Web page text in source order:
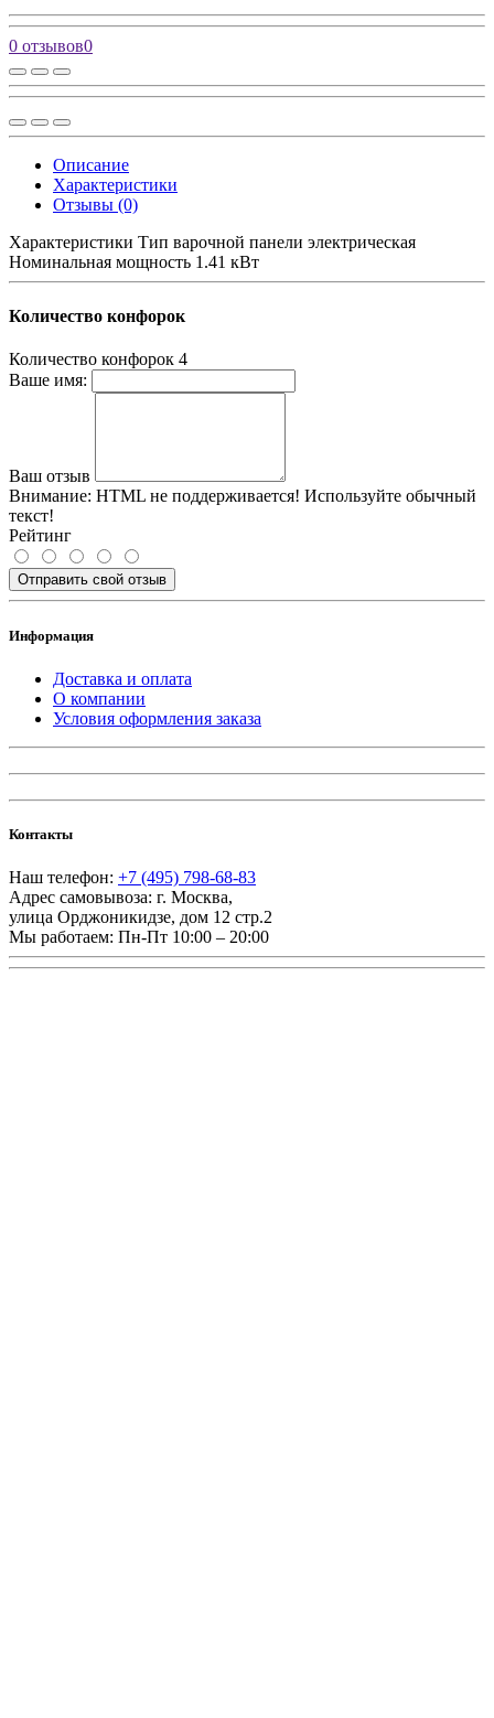
0 отзывов0
Описание
Характеристики
Отзывы (0)
Характеристики Тип варочной панели электрическая
Номинальная мощность 1.41 кВт
Количество конфорок
Количество конфорок 4
Ваше имя:
Ваш отзыв
Внимание: HTML не поддерживается! Используйте обычный
текст!
Рейтинг
Отправить свой отзыв
Информация
Доставка и оплата
О компании
Условия оформления заказа
Контакты
Наш телефон: +7 (495) 798-68-83
Адрес самовывоза: г. Москва,
улица Орджоникидзе, дом 12 стр.2
Мы работаем: Пн-Пт 10:00 – 20:00